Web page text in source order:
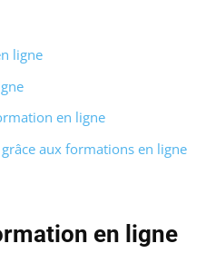
ligne
en ligne
aux formations en ligne
en ligne